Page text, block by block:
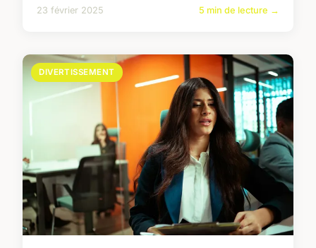
23 février 2025 5 min de lecture →
DIVERTISSEMENT